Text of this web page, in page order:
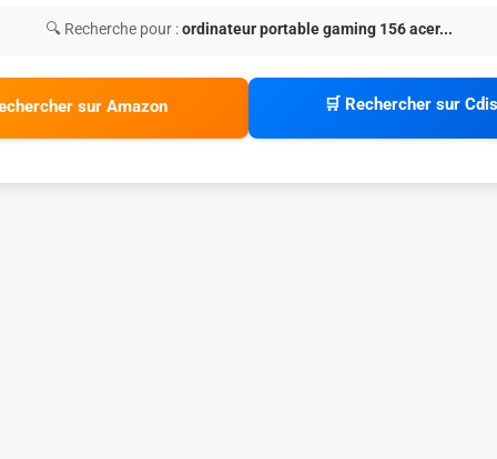
🔍 Recherche pour :ordinateur portable gaming 156 acer...
sur Amazon 🛒 Rechercher sur